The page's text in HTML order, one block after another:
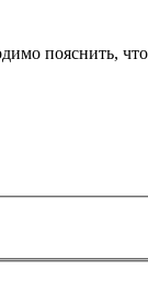
пояснить,